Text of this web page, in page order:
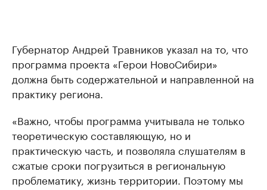
Губернатор Андрей Травников указал на то, что
программа проекта «Герои НовоСибири»
должна быть содержательной и направленной на
практику региона.
«Важно, чтобы программа учитывала не только
теоретическую составляющую, но и
практическую часть, и позволяла слушателям в
сжатые сроки погрузиться в региональную
проблематику, жизнь территории. Поэтому мы